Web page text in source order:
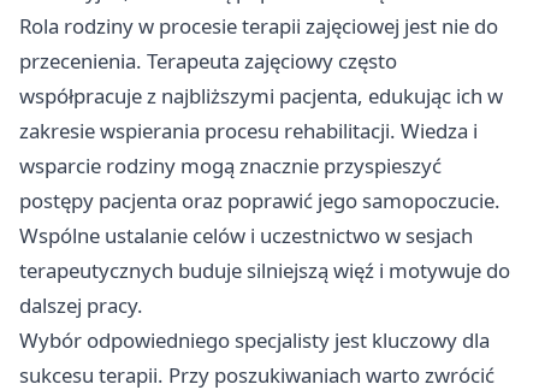
Rola rodziny w procesie terapii zajęciowej jest nie do
przecenienia. Terapeuta zajęciowy często
współpracuje z najbliższymi pacjenta, edukując ich w
zakresie wspierania procesu rehabilitacji. Wiedza i
wsparcie rodziny mogą znacznie przyspieszyć
postępy pacjenta oraz poprawić jego samopoczucie.
Wspólne ustalanie celów i uczestnictwo w sesjach
terapeutycznych buduje silniejszą więź i motywuje do
dalszej pracy.
Wybór odpowiedniego specjalisty jest kluczowy dla
sukcesu terapii. Przy poszukiwaniach warto zwrócić